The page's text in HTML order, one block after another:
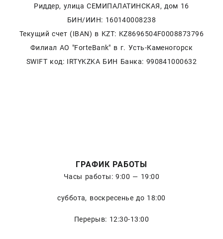
Риддер, улица СЕМИПАЛАТИНСКАЯ, дом 16
БИН/ИИН: 160140008238
Текущий счет (IBAN) в KZT: KZ8696504F0008873796
Филиал АО "ForteBank" в г. Усть-Каменогорск
SWIFT код: IRTYKZKA БИН Банка: 990841000632
ГРАФИК РАБОТЫ
Часы работы: 9:00 — 19:00
суббота, воскресенье до 18:00
Перерыв: 12:30-13:00